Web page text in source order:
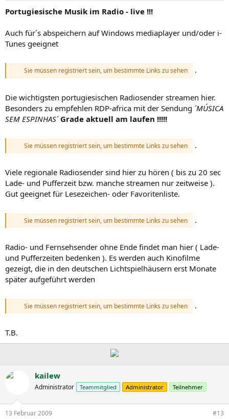
Portugiesische Musik im Radio - live !!!
Auch für´s abspeichern auf Windows mediaplayer und/oder i-
Tunes geeignet
Sie müssen registriert sein, um bestimmte Links zu sehen .
Die wichtigsten portugiesischen Radiosender streamen hier.
Besonders zu empfehlen RDP-africa mit der Sendung ´MÚSICA
SEM ESPINHAS´ Grade aktuell am laufen !!!!!
Sie müssen registriert sein, um bestimmte Links zu sehen .
Viele regionale Radiosender sind hier zu hören ( bis zu 20 sec
Lade- und Pufferzeit bzw. manche streamen nur zeitweise ).
Gut geeignet für Lesezeichen- oder Favoritenliste.
Sie müssen registriert sein, um bestimmte Links zu sehen .
Radio- und Fernsehsender ohne Ende findet man hier ( Lade-
und Pufferzeiten bedenken ). Es werden auch Kinofilme
gezeigt, die in den deutschen Lichtspielhäusern erst Monate
später aufgeführt werden
Sie müssen registriert sein, um bestimmte Links zu sehen .
T.B.
kailew
Administrator Teammitglied Administrator Teilnehmer
13 Februar 2009 #13